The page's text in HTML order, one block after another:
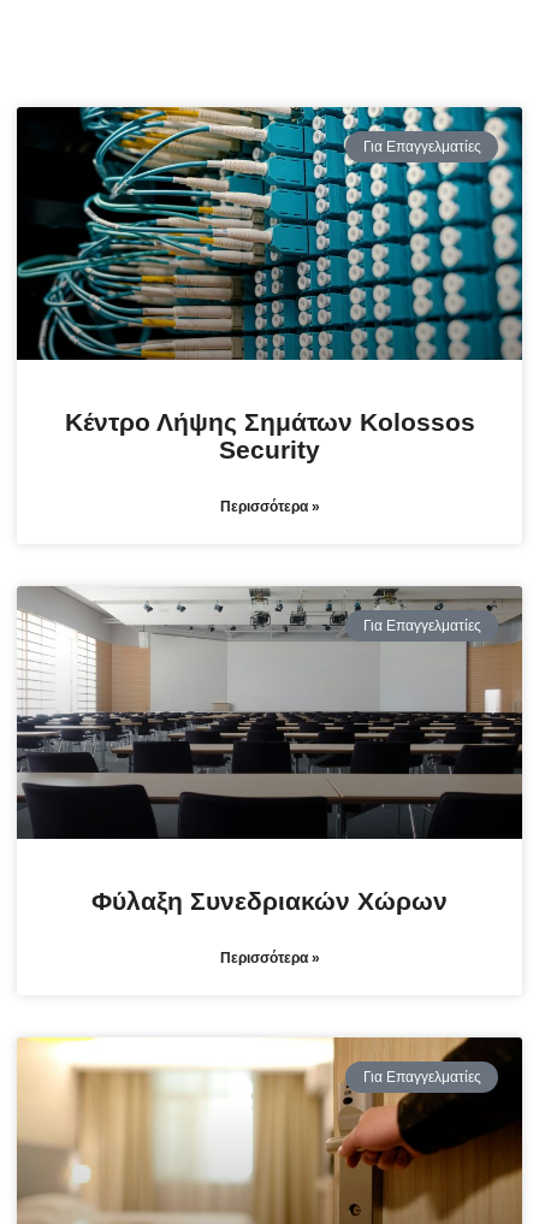
Για Επαγγελματίες
Κέντρο Λήψης Σημάτων Kolossos
Security
Περισσότερα »
Για Επαγγελματίες
Φύλαξη Συνεδριακών Χώρων
Περισσότερα »
Για Επαγγελματίες